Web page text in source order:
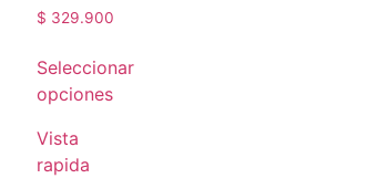
$ 329.900
Seleccionar
opciones
Vista
rapida